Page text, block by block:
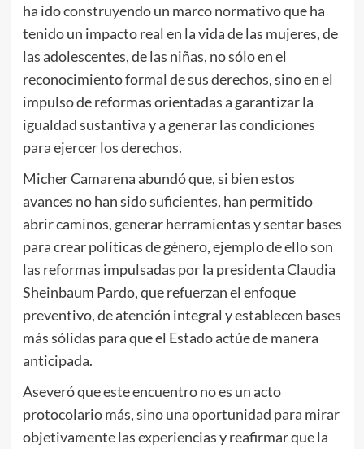
ha ido construyendo un marco normativo que ha
tenido un impacto real en la vida de las mujeres, de
las adolescentes, de las niñas, no sólo en el
reconocimiento formal de sus derechos, sino en el
impulso de reformas orientadas a garantizar la
igualdad sustantiva y a generar las condiciones
para ejercer los derechos.
Micher Camarena abundó que, si bien estos
avances no han sido suficientes, han permitido
abrir caminos, generar herramientas y sentar bases
para crear políticas de género, ejemplo de ello son
las reformas impulsadas por la presidenta Claudia
Sheinbaum Pardo, que refuerzan el enfoque
preventivo, de atención integral y establecen bases
más sólidas para que el Estado actúe de manera
anticipada.
Aseveró que este encuentro no es un acto
protocolario más, sino una oportunidad para mirar
objetivamente las experiencias y reafirmar que la